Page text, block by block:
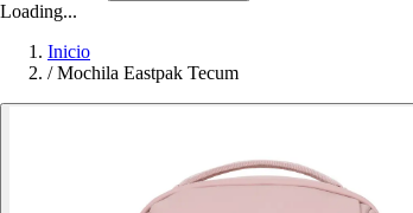
Loading...
Inicio
/ Mochila Eastpak Tecum